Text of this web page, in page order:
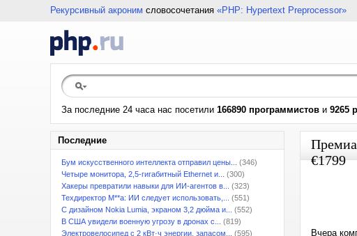
Рекурсивный акроним словосочетания «PHP: Hypertext Preprocessor»
За последние 24 часа нас посетили 166890 программистов и 9265
Последние
Бум искусственного интеллекта отправил цены...
(346)
Четыре монитора, 2,5-гигабитный Ethernet и...
(300)
Хакеры превратили навыки для ИИ-агентов в...
(323)
Техдиректор M**a: ИИ следует использовать,...
(551)
С дизайном Nokia Lumia, экраном 3,2 дюйма и...
(552)
В США увидели военную угрозу в дронах с...
(819)
Электровелосипед с 2 кВт·ч энергии, запасом...
(595)
€1799
Вчера